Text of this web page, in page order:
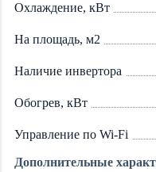
Охлаждение, кВт
На площадь, м2
Наличие инвертора
Обогрев, кВт
Управление по Wi-Fi
Дополнительные